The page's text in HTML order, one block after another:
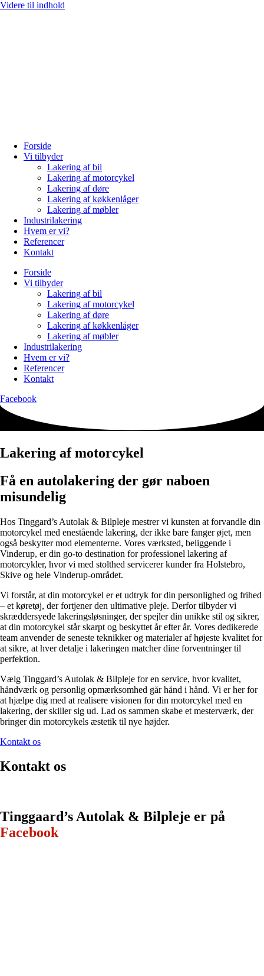
Videre til indhold
Forside
Vi tilbyder
Lakering af bil
Lakering af motorcykel
Lakering af døre
Lakering af køkkenlåger
Lakering af møbler
Industrilakering
Hvem er vi?
Referencer
Kontakt
Forside
Vi tilbyder
Lakering af bil
Lakering af motorcykel
Lakering af døre
Lakering af køkkenlåger
Lakering af møbler
Industrilakering
Hvem er vi?
Referencer
Kontakt
Facebook
Lakering af motorcykel
Få en autolakering der gør naboen
misundelig
Hos Tinggard’s Autolak & Bilpleje mestrer vi kunsten at forvandle din
motorcykel med enestående lakering, der ikke bare fanger øjet, men
også beskytter mod elementerne. Vores værksted, beliggende i
Vinderup, er din go-to destination for professionel lakering af
motorcykler, hvor vi med stolthed servicerer kunder fra Holstebro,
Skive og hele Vinderup-området.
Vi forstår, at din motorcykel er et udtryk for din personlighed og frihed
– et køretøj, der fortjener den ultimative pleje. Derfor tilbyder vi
skræddersyede lakeringsløsninger, der spejler din unikke stil og sikrer,
at din motorcykel står skarpt og beskyttet år efter år. Vores dedikerede
team anvender de seneste teknikker og materialer af højeste kvalitet for
at sikre, at hver detalje i lakeringen matcher dine forventninger til
perfektion.
Vælg Tinggard’s Autolak & Bilpleje for en service, hvor kvalitet,
håndværk og personlig opmærksomhed går hånd i hånd. Vi er her for
at hjælpe dig med at realisere visionen for din motorcykel med en
lakering, der skiller sig ud. Lad os sammen skabe et mesterværk, der
bringer din motorcykels æstetik til nye højder.
Kontakt os
Kontakt os
Tinggaard’s Autolak & Bilpleje er ​på
Facebook